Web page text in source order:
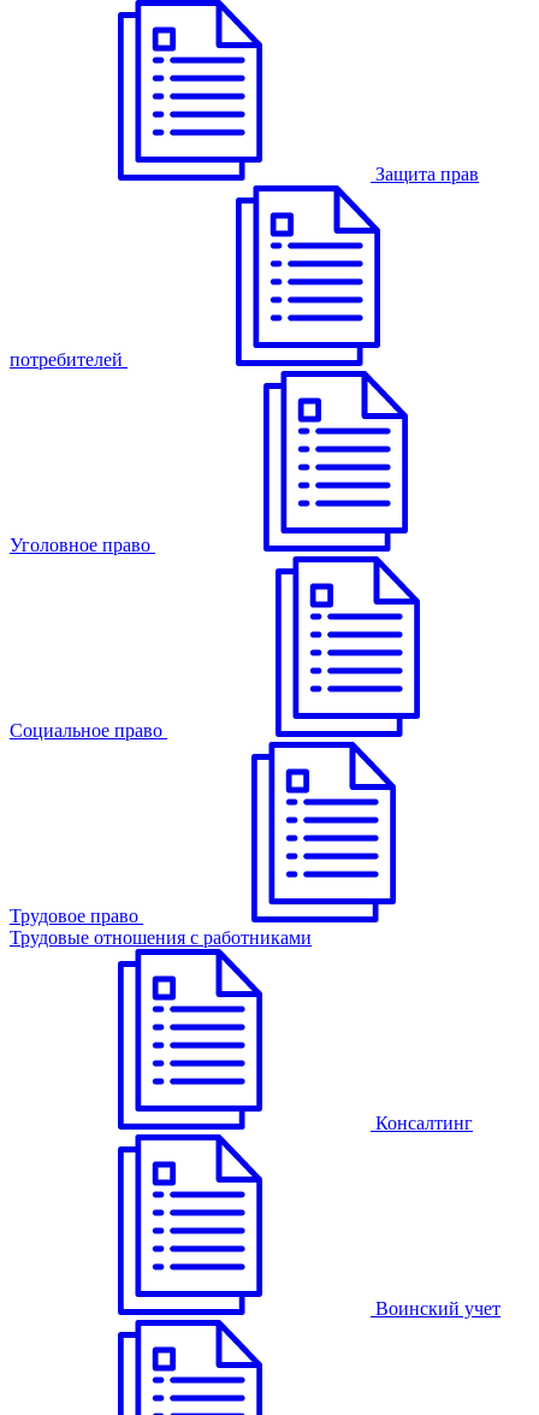
Защита прав
потребителей
Уголовное право
Cоциальное право
Трудовое право
Трудовые отношения с работниками
Консалтинг
Воинский учет